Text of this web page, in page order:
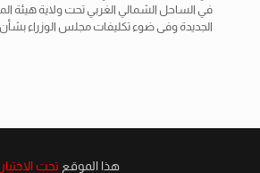
في الساحل الشمالي الغربي تحت ولاية هيئة
الجديدة وفى ضوء تكليفات مجلس الوزراء بشأن
هذا الموقع تحت الاختبار